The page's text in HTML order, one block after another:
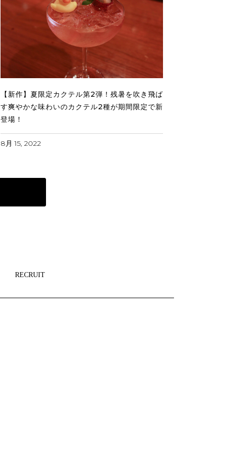
【新作】夏限定カクテル第2弾！残暑を吹き飛ば
す爽やかな味わいのカクテル2種が期間限定で新
登場！
8月 15, 2022
RECRUIT